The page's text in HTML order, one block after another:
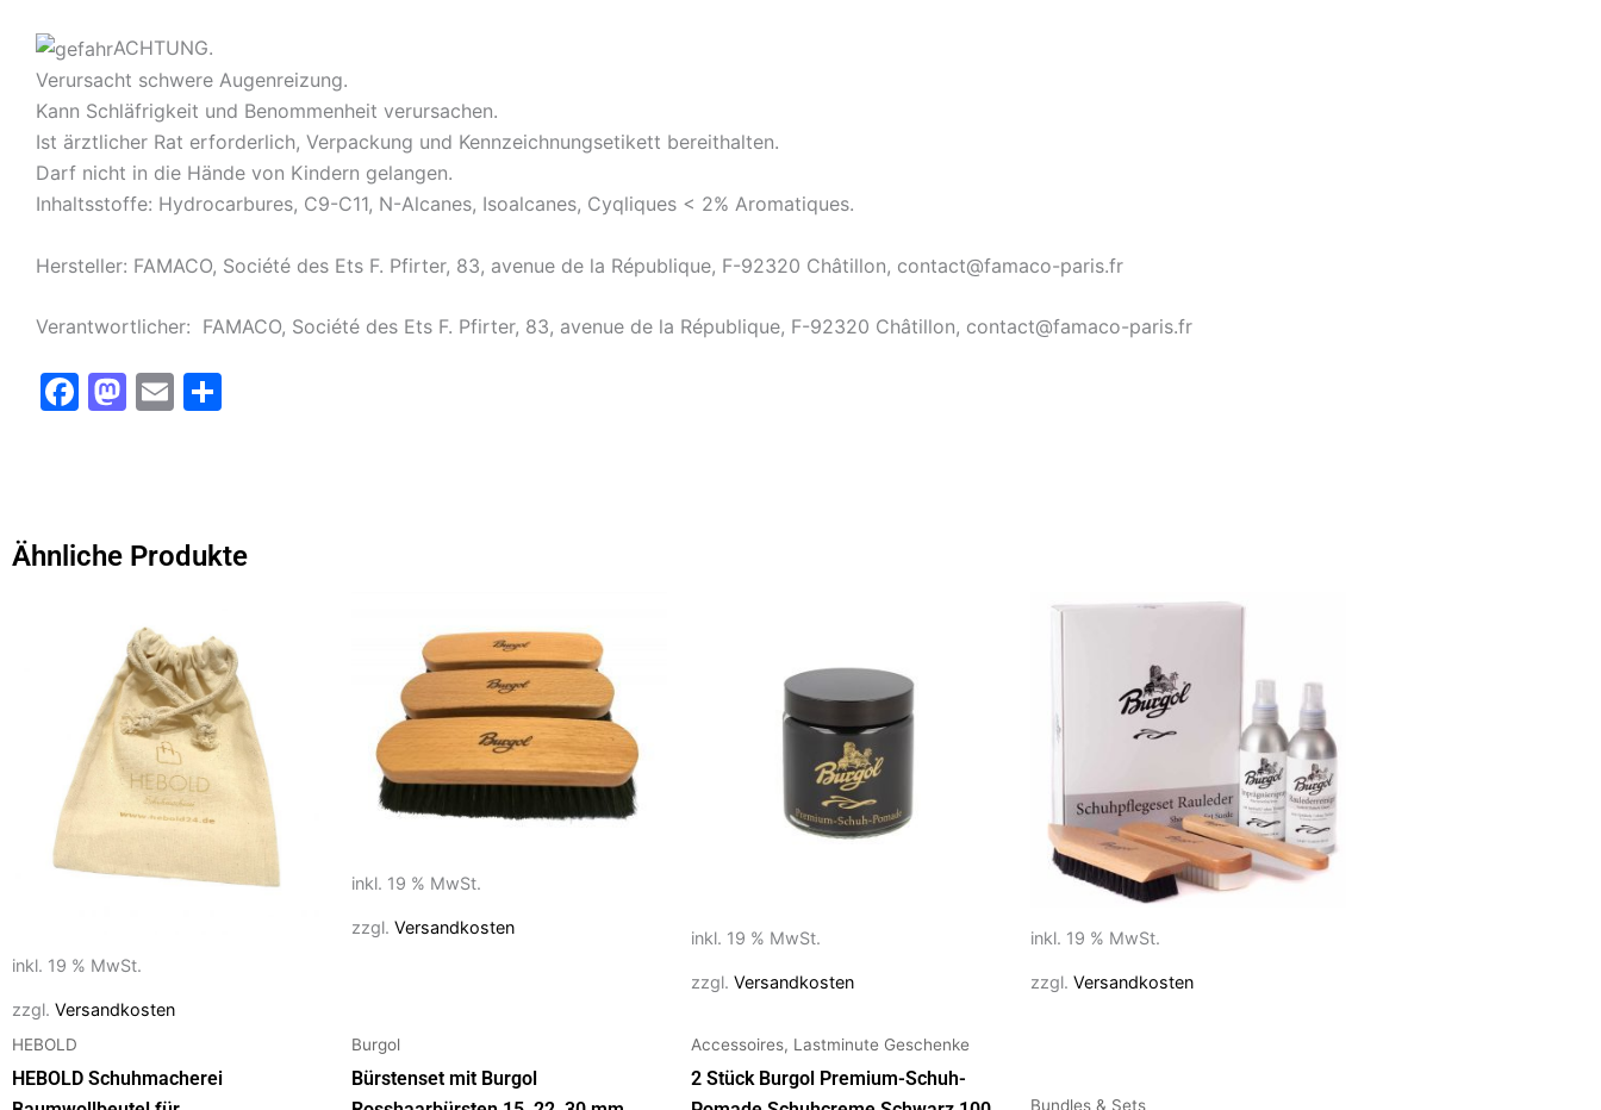
ACHTUNG.
Verursacht schwere Augenreizung.
Kann Schläfrigkeit und Benommenheit verursachen.
Ist ärztlicher Rat erforderlich, Verpackung und Kennzeichnungsetikett bereithalten.
Darf nicht in die Hände von Kindern gelangen.
Inhaltsstoffe: Hydrocarbures, C9-C11, N-Alcanes, Isoalcanes, Cyqliques < 2% Aromatiques.
Hersteller: FAMACO, Société des Ets F. Pfirter, 83, avenue de la République, F-92320 Châtillon, contact@famaco-paris.fr
Verantwortlicher: FAMACO, Société des Ets F. Pfirter, 83, avenue de la République, F-92320 Châtillon, contact@famaco-paris.fr
F
b
o
M
d
o
n
E
Ähnliche Produkte
inkl. 19 % MwSt.
zzgl. Versandkosten
HEBOLD
HEBOLD Schuhmacherei
inkl. 19 % MwSt.
zzgl. Versandkosten
Burgol
Bürstenset mit Burgol
inkl. 19 % MwSt.
zzgl. Versandkosten
Accessoires, Lastminute Geschenke
2 Stück Burgol Premium-Schuh-
inkl. 19 % MwSt.
zzgl. Versandkosten
Bundles & Sets